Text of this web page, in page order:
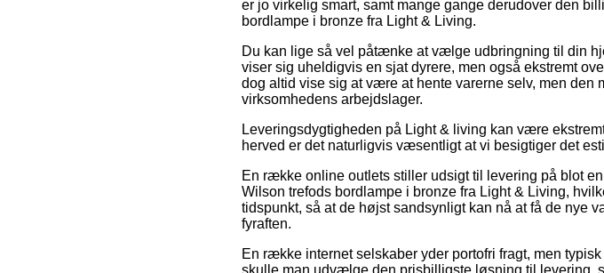
er jo virkelig smart, samt mange gange derudover den
bordlampe i bronze fra Light & Living.
Du kan lige så vel påtænke at vælge udbringning til din
viser sig uheldigvis en sjat dyrere, men også ekstremt
dog altid vise sig at være at hente varerne selv, men
virksomhedens arbejdslager.
Leveringsdygtigheden på Light & living kan være
herved er det naturligvis væsentligt at vi besigtiger det
En række online outlets stiller udsigt til levering på blot
Wilson trefods bordlampe i bronze fra Light & Living,
tidspunkt, så at de højst sandsynligt kan nå at få de nye
fyraften.
En række internet selskaber yder portofri fragt, men
skulle man udvælge den prisbilligste løsning til levering,